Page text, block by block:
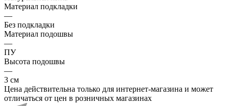
Материал подкладки
—
Без подкладки
Материал подошвы
—
ПУ
Высота подошвы
—
3 см
Цена действительна только для интернет-магазина и может
отличаться от цен в розничных магазинах